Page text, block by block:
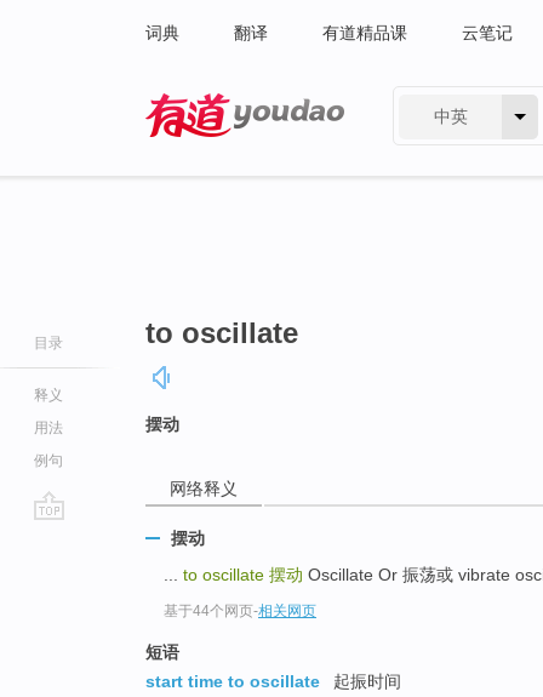
词典 翻译 有道精品课 云笔记
中英
目录
释义
用法
例句
to oscillate
摆动
网络释义
摆动
to oscillate 摆动 Oscillate Or 振荡或 vibrate
基于44个网页-相关网页
短语
start time to oscillate
起振时间